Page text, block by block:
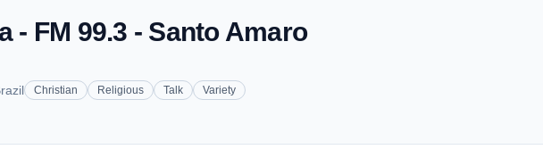
- FM 99.3 - Santo Amaro
Christian Religious Talk Variety